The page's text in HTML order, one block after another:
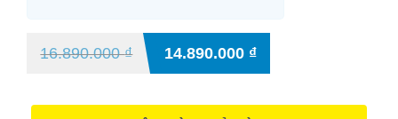
16.890.000₫ 14.890.000 ₫